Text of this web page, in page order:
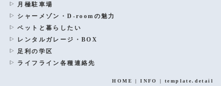
月極駐車場
シャーメゾン・D-roomの魅力
ペットと暮らしたい
レンタルガレージ・BOX
足利の学区
ライフライン各種連絡先
HOME |INFO | template.detail